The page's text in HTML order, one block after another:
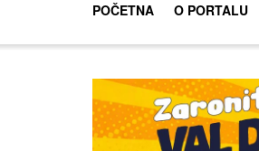
POČETNA O PORTALU